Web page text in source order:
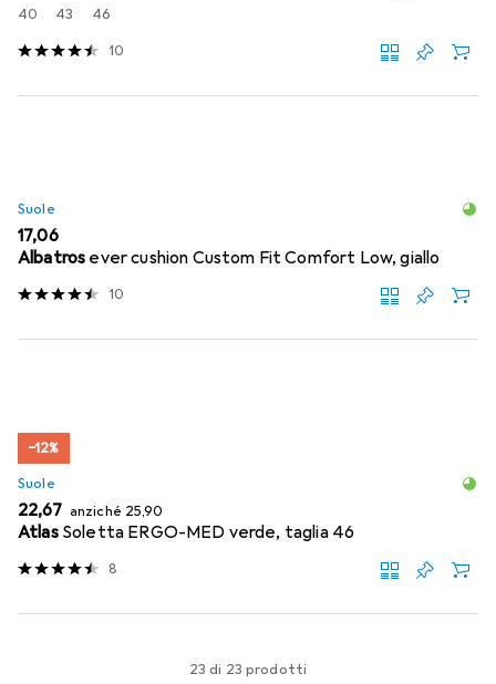
40 43 46
10
Suole
EUR
17,06
Albatros ever cushion Custom Fit Comfort Low, giallo
10
−12%
Suole
EUR
22,67 anziché EUR
25,90
Atlas Soletta ERGO-MED verde, taglia 46
8
23 di 23 prodotti